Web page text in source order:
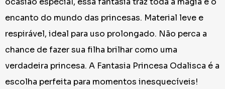
encanto do mundo das princesas. Material leve e
respirável, ideal para uso prolongado. Não perca a
chance de fazer sua filha brilhar como uma
verdadeira princesa. A Fantasia Princesa Odalisca é a
escolha perfeita para momentos inesquecíveis!